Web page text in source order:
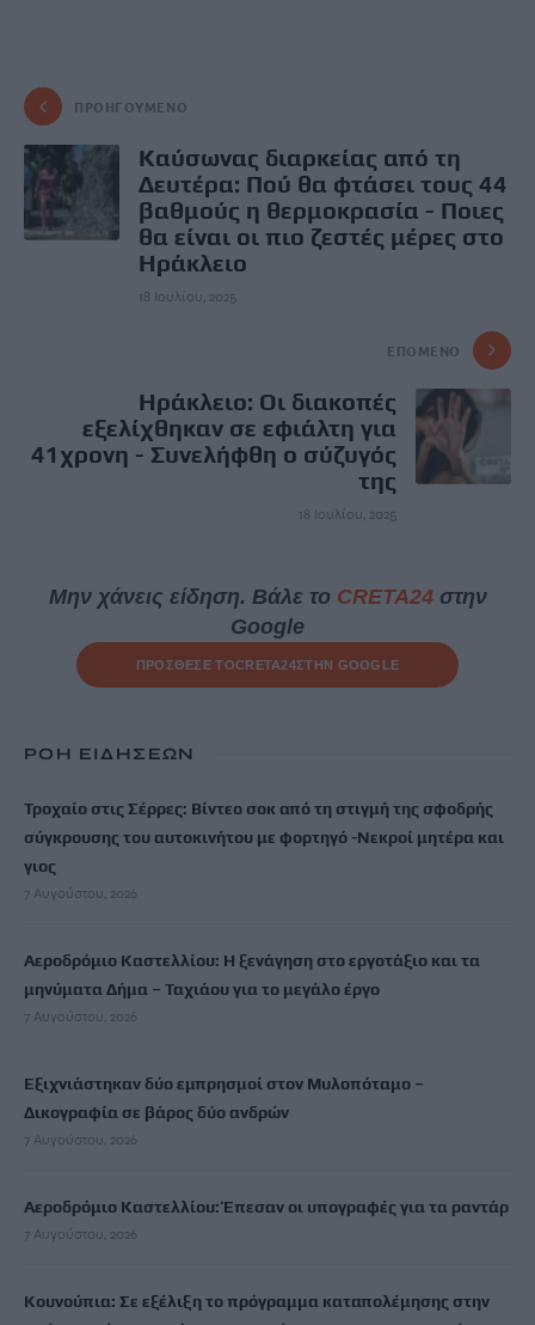
ΠΡΟΗΓΟΎΜΕΝΟ
Καύσωνας διαρκείας από τη
Δευτέρα: Πού θα φτάσει τους 44
βαθμούς η θερμοκρασία - Ποιες
θα είναι οι πιο ζεστές μέρες στο
Ηράκλειο
18 Ιουλίου, 2025
ΕΠΌΜΕΝΟ
Ηράκλειο: Οι διακοπές
εξελίχθηκαν σε εφιάλτη για
41χρονη - Συνελήφθη ο σύζυγός
της
18 Ιουλίου, 2025
Μην χάνεις είδηση. Βάλε το CRETA24στην
Google
ΠΡΟΣΘΕΣΕ ΤΟCRETA24ΣΤΗΝ GOOGLE
ΡΟΗ ΕΙΔΗΣΕΩΝ
Τροχαίο στις Σέρρες: Βίντεο σοκ από τη στιγμή της σφοδρής
σύγκρουσης του αυτοκινήτου με φορτηγό -Νεκροί μητέρα και
γιος
7 Αυγούστου, 2026
Αεροδρόμιο Καστελλίου: Η ξενάγηση στο εργοτάξιο και τα
μηνύματα Δήμα – Ταχιάου για το μεγάλο έργο
7 Αυγούστου, 2026
Εξιχνιάστηκαν δύο εμπρησμοί στον Μυλοπόταμο –
Δικογραφία σε βάρος δύο ανδρών
7 Αυγούστου, 2026
Αεροδρόμιο Καστελλίου: Έπεσαν οι υπογραφές για τα ραντάρ
7 Αυγούστου, 2026
Κουνούπια: Σε εξέλιξη το πρόγραμμα καταπολέμησης στην